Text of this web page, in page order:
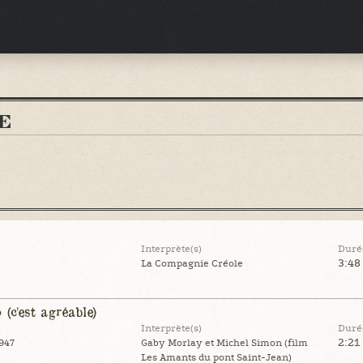
Interprète(s)
La Compagnie Créole
3:48
agréable)
Interprète(s)
Gaby Morlay et Michel Simon (film
Les Amants du pont Saint-Jean)
2:21